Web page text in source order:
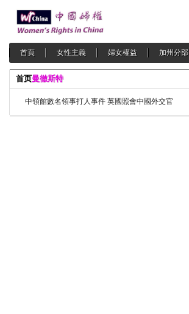
首頁 女性主義 婦女權益 加州分部
首页曼徹斯特
中領館數名領事打人事件 英國照會中國外交官